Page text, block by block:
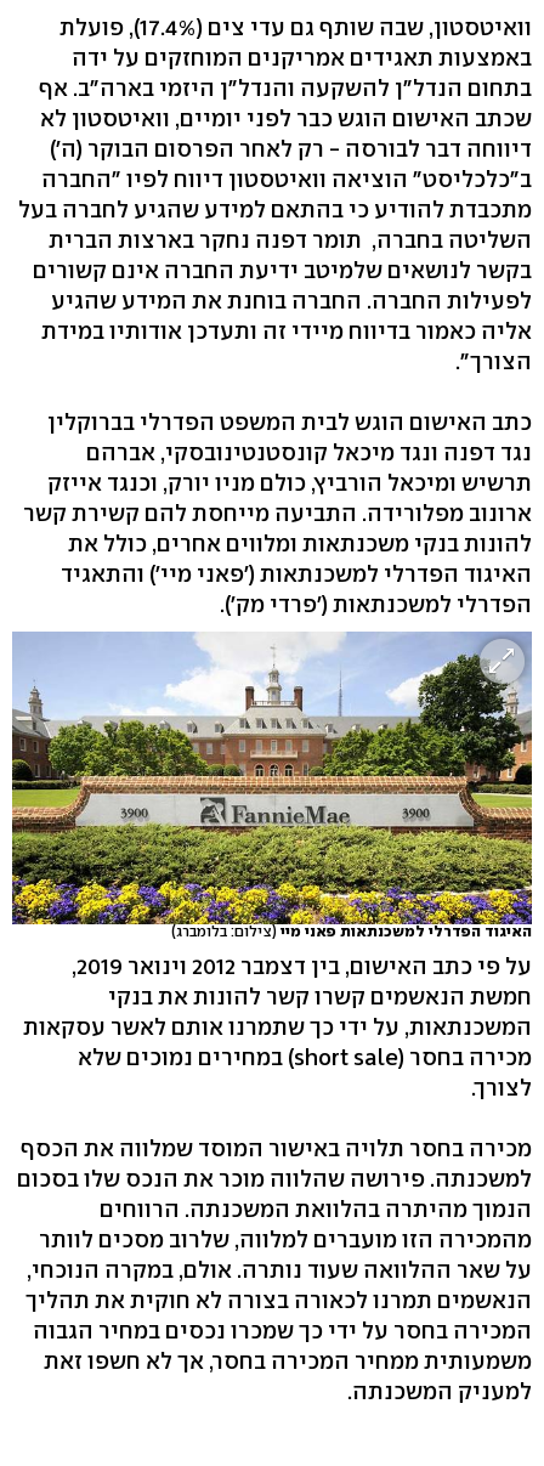
וואיטסטון, שבה שותף גם עדי צים (17.4%), פועלת
באמצעות תאגידים אמריקנים המוחזקים על ידה
בתחום הנדל"ן להשקעה והנדל"ן היזמי בארה"ב. אף
שכתב האישום הוגש כבר לפני יומיים, וואיטסטון לא
דיווחה דבר לבורסה - רק לאחר הפרסום הבוקר (ה')
ב"כלכליסט" הוציאה וואיטסטון דיווח לפיו "החברה
מתכבדת להודיע כי בהתאם למידע שהגיע לחברה בעל
השליטה בחברה, תומר דפנה נחקר בארצות הברית
בקשר לנושאים שלמיטב ידיעת החברה אינם קשורים
לפעילות החברה. החברה בוחנת את המידע שהגיע
אליה כאמור בדיווח מיידי זה ותעדכן אודותיו במידת
הצורך".
כתב האישום הוגש לבית המשפט הפדרלי בברוקלין
נגד דפנה ונגד מיכאל קונסטנטינובסקי, אברהם
תרשיש ומיכאל הורביץ, כולם מניו יורק, וכנגד אייזק
ארונוב מפלורידה. התביעה מייחסת להם קשירת קשר
להונות בנקי משכנתאות ומלווים אחרים, כולל את
האיגוד הפדרלי למשכנתאות ('פאני מיי') והתאגיד
הפדרלי למשכנתאות ('פרדי מק').
האיגוד הפדרלי למשכנתאות פאני מיי (צילום: בלומברג)
על פי כתב האישום, בין דצמבר 2012 וינואר 2019,
חמשת הנאשמים קשרו קשר להונות את בנקי
המשכנתאות, על ידי כך שתמרנו אותם לאשר עסקאות
מכירה בחסר (short sale) במחירים נמוכים שלא
לצורך.
מכירה בחסר תלויה באישור המוסד שמלווה את הכסף
למשכנתה. פירושה שהלווה מוכר את הנכס שלו בסכום
הנמוך מהיתרה בהלוואת המשכנתה. הרווחים
מהמכירה הזו מועברים למלווה, שלרוב מסכים לוותר
על שאר ההלוואה שעוד נותרה. אולם, במקרה הנוכחי,
הנאשמים תמרנו לכאורה בצורה לא חוקית את תהליך
המכירה בחסר על ידי כך שמכרו נכסים במחיר הגבוה
משמעותית ממחיר המכירה בחסר, אך לא חשפו זאת
למעניק המשכנתה.